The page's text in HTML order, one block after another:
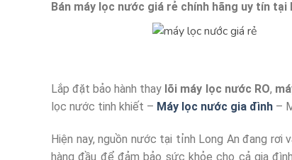
Bán máy lọc nước giá rẻ chính hãng uy tín tại
Lắp đặt bảo hành thay lõi máy lọc nước RO,
lọc nước tinh khiết – Máy lọc nước gia đình –
Hiện nay, nguồn nước tại tỉnh Long An đang
hàng đầu để đảm bảo sức khỏe cho cả gia